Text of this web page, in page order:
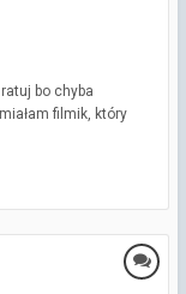
bo chyba
filmik, który